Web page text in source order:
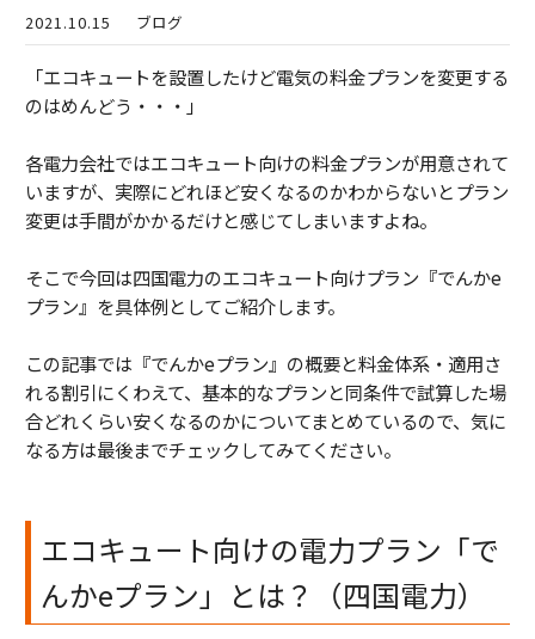
2021.10.15 ブログ
「エコキュートを設置したけど電気の料金プランを変更する
のはめんどう・・・」
各電力会社ではエコキュート向けの料金プランが用意されて
いますが、実際にどれほど安くなるのかわからないとプラン
変更は手間がかかるだけと感じてしまいますよね。
そこで今回は四国電力のエコキュート向けプラン『でんかe
プラン』を具体例としてご紹介します。
この記事では『でんかeプラン』の概要と料金体系・適用さ
れる割引にくわえて、基本的なプランと同条件で試算した場
合どれくらい安くなるのかについてまとめているので、気に
なる方は最後までチェックしてみてください。
エコキュート向けの電力プラン「で
んかeプラン」とは？（四国電力）